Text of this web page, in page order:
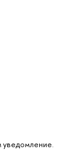
уведомление.